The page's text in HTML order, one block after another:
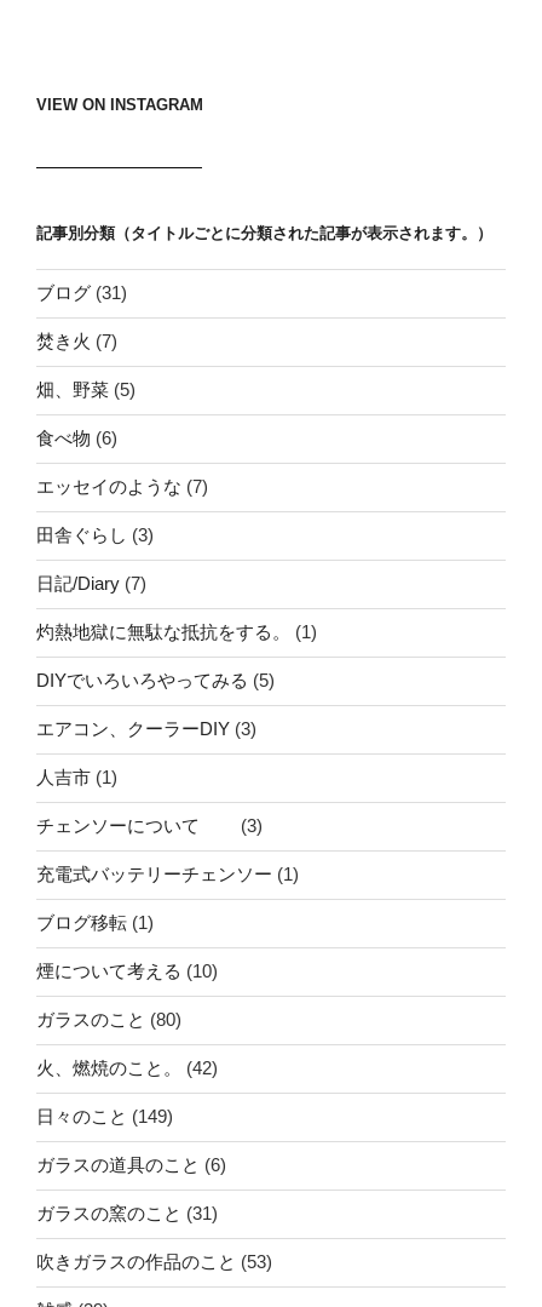
VIEW ON INSTAGRAM
記事別分類（タイトルごとに分類された記事が表示されます。）
ブログ (31)
焚き火 (7)
畑、野菜 (5)
食べ物 (6)
エッセイのような (7)
田舎ぐらし (3)
日記/Diary (7)
灼熱地獄に無駄な抵抗をする。 (1)
DIYでいろいろやってみる (5)
エアコン、クーラーDIY (3)
人吉市 (1)
チェンソーについて (3)
充電式バッテリーチェンソー (1)
ブログ移転 (1)
煙について考える (10)
ガラスのこと (80)
火、燃焼のこと。 (42)
日々のこと (149)
ガラスの道具のこと (6)
ガラスの窯のこと (31)
吹きガラスの作品のこと (53)